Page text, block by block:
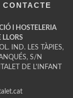
I HOSTELERIA
LLORS
IND. LES TÀPIES,
S/N
DE L'INFANT